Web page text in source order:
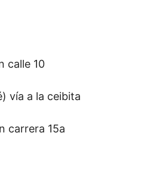
10
a la ceibita
15a